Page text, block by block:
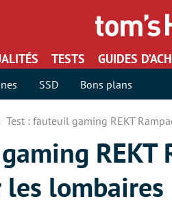
TESTS GUIDES
SSD Bons plans
Test : fauteuil gaming REKT
REKT
lombaires